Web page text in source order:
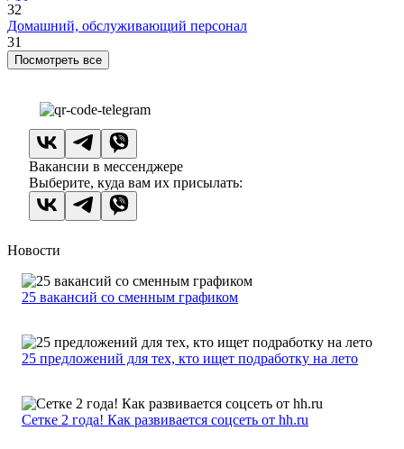
32
Домашний, обслуживающий персонал
31
Посмотреть все
Вакансии в мессенджере
Выберите, куда вам их присылать:
Новости
25 вакансий со сменным графиком
25 предложений для тех, кто ищет подработку на лето
Сетке 2 года! Как развивается соцсеть от hh.ru